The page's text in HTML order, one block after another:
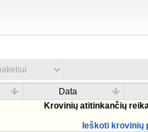
Data
Krovinių atitinkančių
Ieškoti krovinių